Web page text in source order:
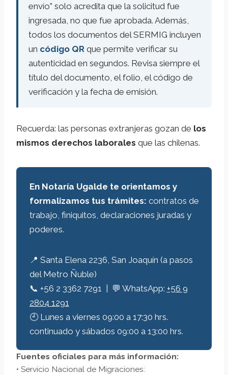
envío” solo acredita que la solicitud fue
ingresada, no que fue aprobada. Además,
todos los documentos del SERMIG incluyen
un código QR que permite verificar su
autenticidad en segundos. Revisa siempre el
título del documento, el folio, el código de
verificación y la fecha de emisión.
Recuerda: las personas extranjeras gozan de los
mismos derechos laborales que las chilenas.
En Notaría Ugalde te orientamos y
formalizamos tus trámites: contratos de
trabajo, finiquitos, declaraciones juradas y
poderes.
📍 Santa Elena 2236, San Joaquín (a pasos
del Metro Ñuble)
📞 +56 2 3362 7291 | 💬 WhatsApp: +56 9
2804 1291
🕘 Lunes a viernes 09:00 a 17:30 hrs.
continuado y sábados 09:00 a 13:00 hrs.
Fuentes oficiales para más información:
• Servicio Nacional de Migraciones: